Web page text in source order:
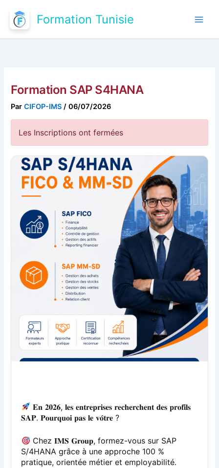
contenu
Formation Tunisie
Formation SAP S4HANA
ParCIFOP-IMS/06/07/2026
Les Inscriptions ont fermées
𝐄𝐧 𝟐𝟎𝟐𝟔, 𝐥𝐞𝐬 𝐞𝐧𝐭𝐫𝐞𝐩𝐫𝐢𝐬𝐞𝐬 𝐫𝐞𝐜𝐡𝐞𝐫𝐜𝐡𝐞𝐧𝐭 𝐝𝐞𝐬 𝐩𝐫𝐨𝐟𝐢𝐥𝐬
𝐒𝐀𝐏. 𝐏𝐨𝐮𝐫𝐪𝐮𝐨𝐢 𝐩𝐚𝐬 𝐥𝐞 𝐯𝐨̂𝐭𝐫𝐞 ?
Chez 𝐈𝐌𝐒 𝐆𝐫𝐨𝐮𝐩, formez-vous sur SAP
S/4HANA grâce à une approche 100 %
pratique, orientée métier et employabilité.